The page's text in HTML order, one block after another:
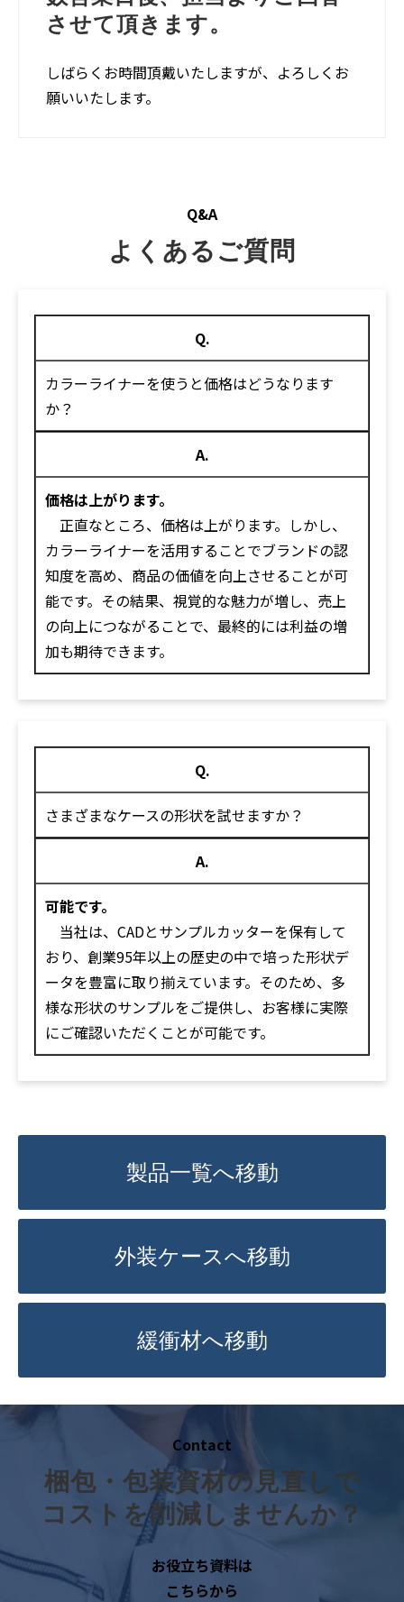
させて頂きます。
しばらくお時間頂戴いたしますが、よろしくお
願いいたします。
Q&A
よくあるご質問
Q.
カラーライナーを使うと価格はどうなります
か？
A.
価格は上がります。
正直なところ、価格は上がります。しかし、
カラーライナーを活用することでブランドの認
知度を高め、商品の価値を向上させることが可
能です。その結果、視覚的な魅力が増し、売上
の向上につながることで、最終的には利益の増
加も期待できます。
Q.
さまざまなケースの形状を試せますか？
A.
可能です。
当社は、CADとサンプルカッターを保有して
おり、創業95年以上の歴史の中で培った形状デ
ータを豊富に取り揃えています。そのため、多
様な形状のサンプルをご提供し、お客様に実際
にご確認いただくことが可能です。
製品一覧へ移動
外装ケースへ移動
緩衝材へ移動
Contact
梱包・包装資材の見直しで
コストを削減しませんか？
お役立ち資料は
こちらから